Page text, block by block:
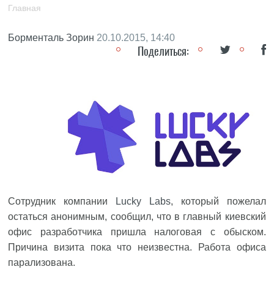
Главная
Борменталь Зорин 20.10.2015, 14:40
Поделиться:
Сотрудник компании Lucky Labs, который пожелал
остаться анонимным, сообщил, что в главный киевский
офис разработчика пришла налоговая с обыском.
Причина визита пока что неизвестна. Работа офиса
парализована.